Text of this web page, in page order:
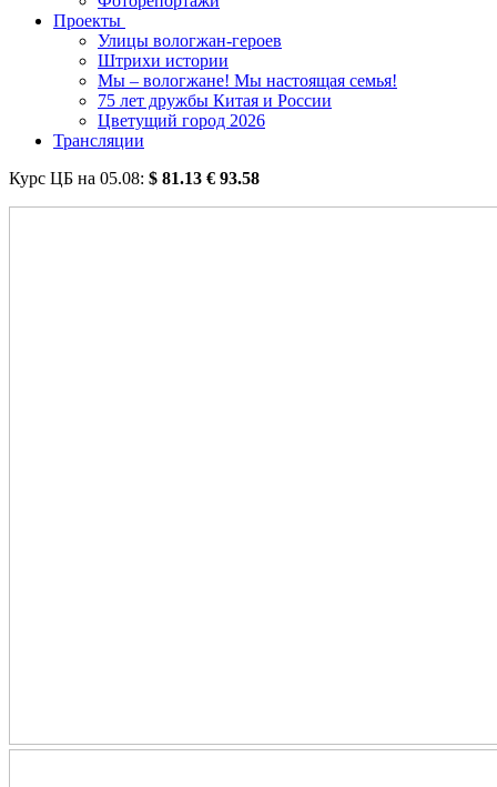
Проекты
Улицы вологжан-героев
Штрихи истории
Мы – вологжане! Мы настоящая семья!
75 лет дружбы Китая и России
Цветущий город 2026
Трансляции
Курс ЦБ на 05.08: $ 81.13 € 93.58